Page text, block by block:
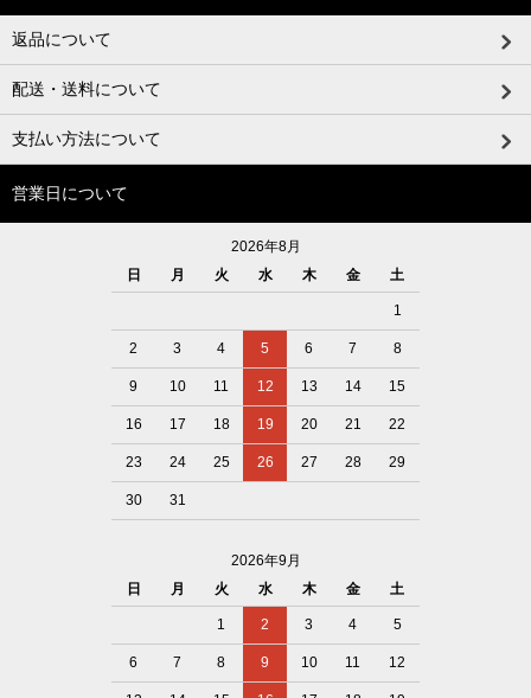
返品について
配送・送料について
支払い方法について
営業日について
2026年8月
日
月 火 水 木 金 土
1
2 3 4 5 6 7 8
9 10 11 12 13 14 15
16 17 18 19 20 21 22
23 24 25 26 27 28 29
30 31
2026年9月
日
月 火 水 木 金 土
1 2 3 4 5
6 7 8 9 10 11 12